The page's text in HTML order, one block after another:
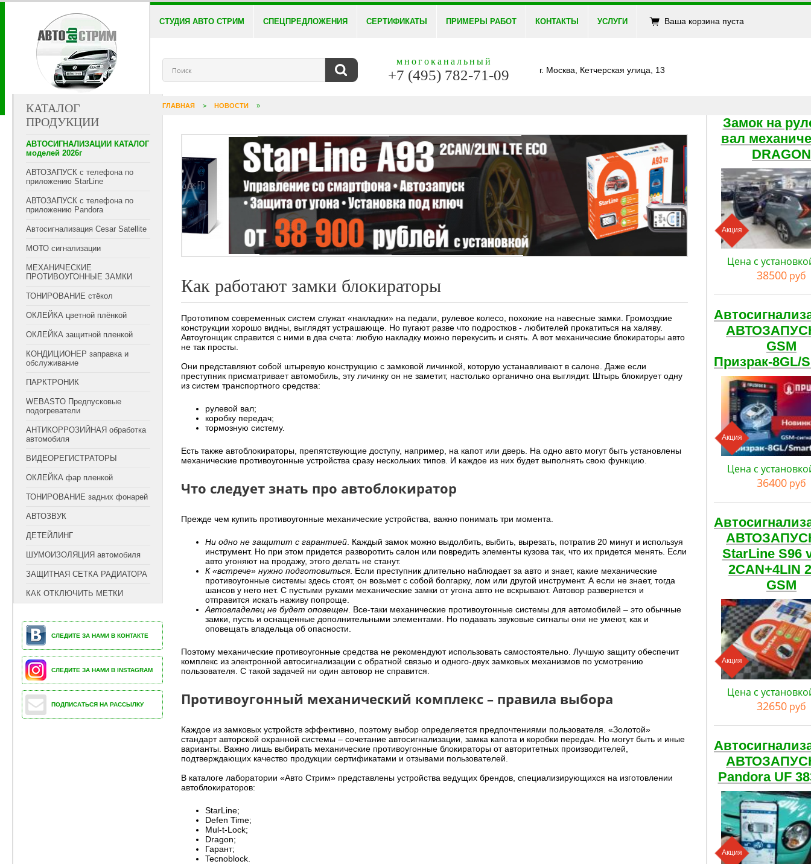
СТУДИЯ АВТО СТРИМ СПЕЦПРЕДЛОЖЕНИЯ СЕРТИФИКАТЫ ПРИМЕРЫ РАБОТ КОНТАКТЫ УСЛУГИ Ваша корзина пуста
многоканальный
+7 (495) 782-71-09 г. Москва, Кетчерская улица, 13
ГЛАВНАЯ > НОВОСТИ »
КАТАЛОГ
ПРОДУКЦИИ
АВТОСИГНАЛИЗАЦИИ КАТАЛОГ
моделей 2026г
АВТОЗАПУСК с телефона по
приложению StarLine
АВТОЗАПУСК с телефона по
приложению Pandora
Автосигнализация Cesar Satellite
МОТО сигнализации
МЕХАНИЧЕСКИЕ
ПРОТИВОУГОННЫЕ ЗАМКИ
ТОНИРОВАНИЕ стёкол
ОКЛЕЙКА цветной плёнкой
ОКЛЕЙКА защитной пленкой
КОНДИЦИОНЕР заправка и
обслуживание
ПАРКТРОНИК
WEBASTO Предпусковые
подогреватели
АНТИКОРРОЗИЙНАЯ обработка
автомобиля
ВИДЕОРЕГИСТРАТОРЫ
ОКЛЕЙКА фар пленкой
ТОНИРОВАНИЕ задних фонарей
АВТОЗВУК
ДЕТЕЙЛИНГ
ШУМОИЗОЛЯЦИЯ автомобиля
ЗАЩИТНАЯ СЕТКА РАДИАТОРА
КАК ОТКЛЮЧИТЬ МЕТКИ
СЛЕДИТЕ ЗА НАМИ В КОНТАКТЕ
СЛЕДИТЕ ЗА НАМИ В INSTAGRAM
ПОДПИСАТЬСЯ НА РАССЫЛКУ
Как работают замки блокираторы
Прототипом современных систем служат «накладки» на педали, рулевое колесо, похожие на навесные замки. Громоздкие
конструкции хорошо видны, выглядят устрашающе. Но пугают разве что подростков - любителей прокатиться на халяву.
Автоугонщик справится с ними в два счета: любую накладку можно перекусить и снять. А вот механические блокираторы авто
не так просты.
Они представляют собой штыревую конструкцию с замковой личинкой, которую устанавливают в салоне. Даже если
преступник присматривает автомобиль, эту личинку он не заметит, настолько органично она выглядит. Штырь блокирует одну
из систем транспортного средства:
рулевой вал;
коробку передач;
тормозную систему.
Есть также автоблокираторы, препятствующие доступу, например, на капот или дверь. На одно авто могут быть установлены
механические противоугонные устройства сразу нескольких типов. И каждое из них будет выполнять свою функцию.
Что следует знать про автоблокиратор
Прежде чем купить противоугонные механические устройства, важно понимать три момента.
Ни одно не защитит с гарантией . Каждый замок можно выдолбить, выбить, вырезать, потратив 20 минут и используя
инструмент. Но при этом придется разворотить салон или повредить элементы кузова так, что их придется менять. Если
авто угоняют на продажу, этого делать не станут.
К «встрече» нужно подготовиться. Если преступник длительно наблюдает за авто и знает, какие механические
противоугонные системы здесь стоят, он возьмет с собой болгарку, лом или другой инструмент. А если не знает, тогда
шансов у него нет. С пустыми руками механические замки от угона авто не вскрывают. Автовор развернется и
отправится искать наживу попроще.
Автовладелец не будет оповещен . Все-таки механические противоугонные системы для автомобилей – это обычные
замки, пусть и оснащенные дополнительными элементами. Но подавать звуковые сигналы они не умеют, как и
оповещать владельца об опасности.
Поэтому механические противоугонные средства не рекомендуют использовать самостоятельно. Лучшую защиту обеспечит
комплекс из электронной автосигнализации с обратной связью и одного-двух замковых механизмов по усмотрению
пользователя. С такой задачей ни один автовор не справится.
Противоугонный механический комплекс – правила выбора
Каждое из замковых устройств эффективно, поэтому выбор определяется предпочтениями пользователя. «Золотой»
стандарт авторской охранной системы – сочетание автосигнализации, замка капота и коробки передач. Но могут быть и иные
варианты. Важно лишь выбирать механические противоугонные блокираторы от авторитетных производителей,
подтверждающих качество продукции сертификатами и отзывами пользователей.
В каталоге лаборатории «Авто Стрим» представлены устройства ведущих брендов, специализирующихся на изготовлении
автоблокираторов:
StarLine;
Defen Time;
Mul-t-Lock;
Dragon;
Гарант;
Tecnoblock.
Замок на
вал
DRAGON
Акция
Цена с
38500 руб
GSM
Призрак-8GL/
Акция
Цена с
36400 руб
StarLine S96
2CAN+4LIN
GSM
Акция
Цена с
32650 руб
Pandora UF
Акция